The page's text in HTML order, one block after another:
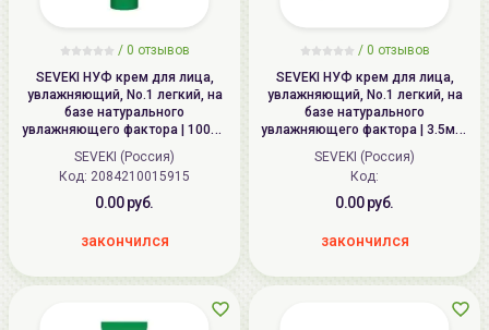
/ 0 отзывов
SEVEKI НУФ крем для лица,
увлажняющий, No.1 легкий, на
базе натурального
увлажняющего фактора | 100мл
| NMF Face Moisturizer
SEVEKI (Россия)
Код: 2084210015915
0.00 руб.
закончился
/ 0 отзывов
SEVEKI НУФ крем для лица,
увлажняющий, No.1 легкий, на
базе натурального
увлажняющего фактора | 3.5мл |
NMF Face Moisturizer
SEVEKI (Россия)
Код:
0.00 руб.
закончился